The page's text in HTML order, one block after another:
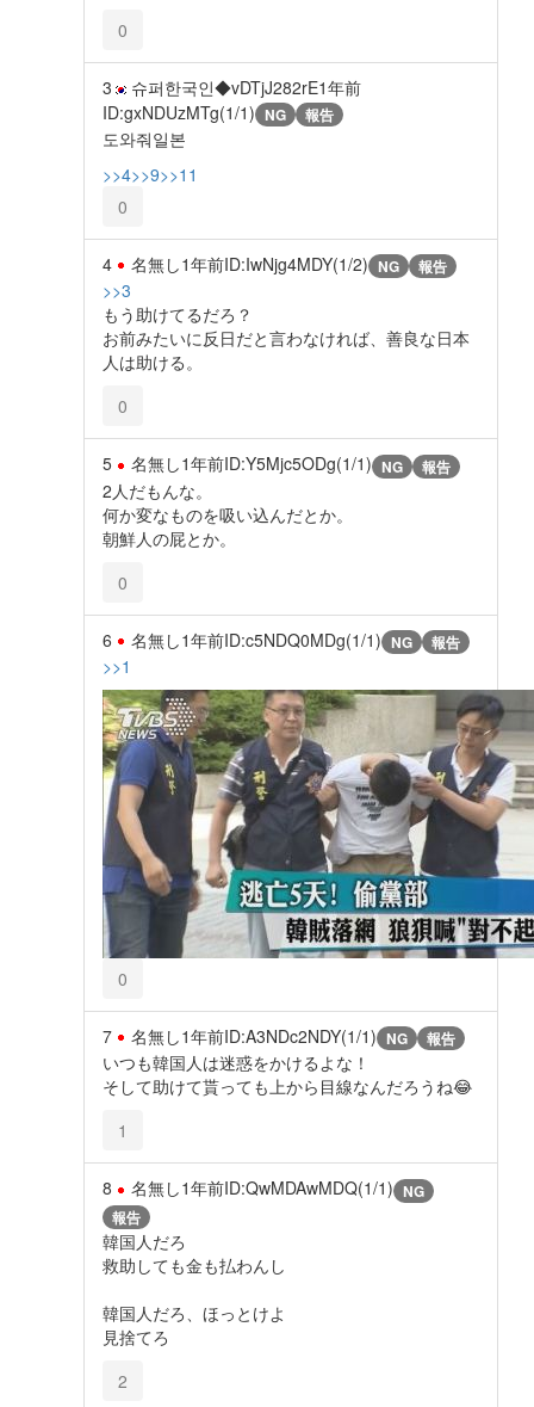
0
3 슈퍼한국인◆vDTjJ282rE1年前
ID:gxNDUzMTg(1/1) NG 報告
도와줘일본
>>4>>9>>11
0
4 名無し1年前ID:IwNjg4MDY(1/2) NG 報告
>>3
もう助けてるだろ？
お前みたいに反日だと言わなければ、善良な日本
人は助ける。
0
5 名無し1年前ID:Y5Mjc5ODg(1/1) NG 報告
2人だもんな。
何か変なものを吸い込んだとか。
朝鮮人の屁とか。
0
6 名無し1年前ID:c5NDQ0MDg(1/1) NG 報告
>>1
0
7 名無し1年前ID:A3NDc2NDY(1/1) NG 報告
いつも韓国人は迷惑をかけるよな！
そして助けて貰っても上から目線なんだろうね😂
1
8 名無し1年前ID:QwMDAwMDQ(1/1) NG
報告
韓国人だろ
救助しても金も払わんし
韓国人だろ、ほっとけよ
見捨てろ
2